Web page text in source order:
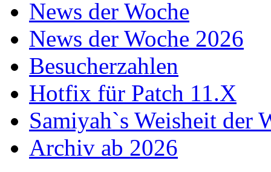
News der Woche
News der Woche 2026
Besucherzahlen
Hotfix für Patch 11.X
Samiyah`s Weisheit der
Archiv ab 2026